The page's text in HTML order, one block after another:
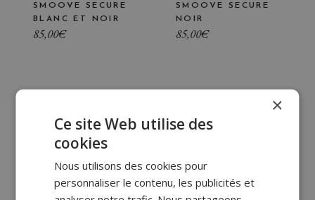
SMOOVE SECURE
BLANC ET NOIR
85,00€
SMOOVE SECURE
NOIR
85,00€
×
Ce site Web utilise des
cookies
Nous utilisons des cookies pour
personnaliser le contenu, les publicités et